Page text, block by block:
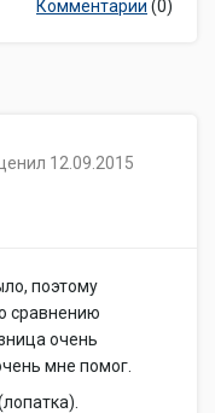
Комментарии (0)
12.09.2015
поэтому
сравнению
очень
мне помог.